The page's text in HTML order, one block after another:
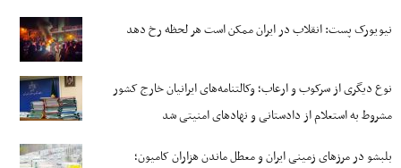
نیویورک پست: انقلاب در ایران ممکن است هر لحظه رخ دهد
نوع دیگری از سرکوب و ارعاب؛ وکالتنامه‌های ایرانیان خارج کشور
مشروط به استعلام از دادستانی و نهادهای امنیتی شد
بلبشو در مرزهای زمینی ایران و معطل ماندن هزاران کامیون؛